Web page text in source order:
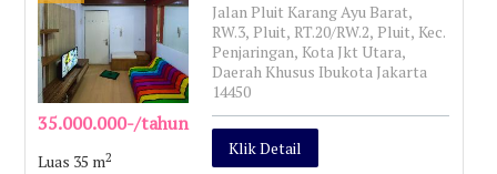
35.000.000-/tahun
Luas 35 m2
Jalan Pluit Karang Ayu Barat,
RW.3, Pluit, RT.20/RW.2, Pluit, Kec.
Penjaringan, Kota Jkt Utara,
Daerah Khusus Ibukota Jakarta
14450
Klik Detail